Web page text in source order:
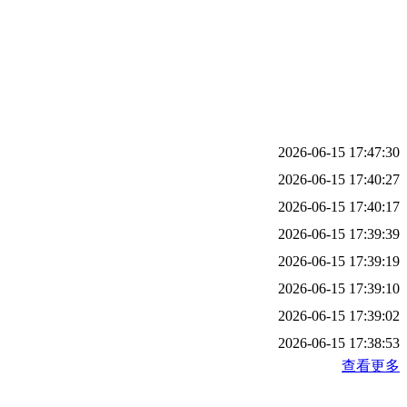
2026-06-15 17:47:30
2026-06-15 17:40:27
2026-06-15 17:40:17
2026-06-15 17:39:39
2026-06-15 17:39:19
2026-06-15 17:39:10
2026-06-15 17:39:02
2026-06-15 17:38:53
查看更多